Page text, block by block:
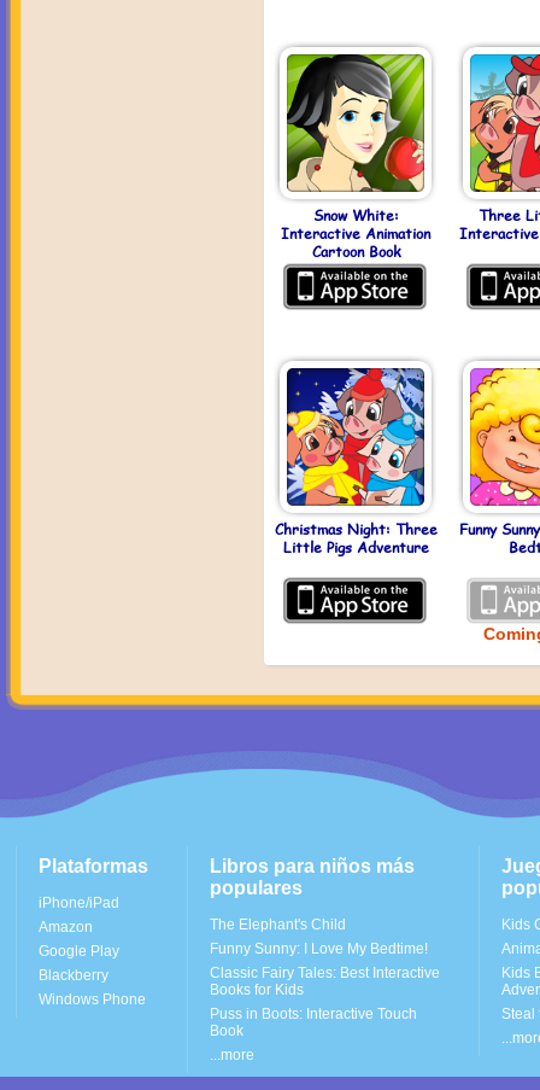
Snow White:
Interactive Animation
Cartoon Book
Three
Interactive
Christmas Night: Three
Little Pigs Adventure
Funny
Plataformas
iPhone/iPad
Amazon
Google Play
Blackberry
Windows Phone
Libros para niños más
populares
The Elephant's Child
Funny Sunny: I Love My Bedtime!
Classic Fairy Tales: Best Interactive
Books for Kids
Puss in Boots: Interactive Touch
Book
...more
Kids
Kids
Steal